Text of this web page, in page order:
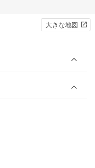
大きな地図